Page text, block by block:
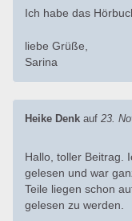
Ich habe das
liebe Grüße,
Sarina
Heike Denk auf 23.
Hallo, toller Beitrag.
gelesen und war
Teile liegen schon
gelesen zu werden.